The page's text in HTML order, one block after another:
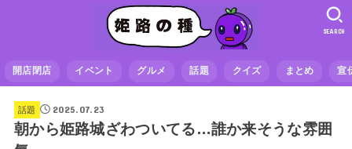
開店閉店 イベント グルメ 話題 クイズ まとめ 宣
SEARCH
話題 2025.07.23
朝から姫路城ざわついてる…誰か来そうな雰囲